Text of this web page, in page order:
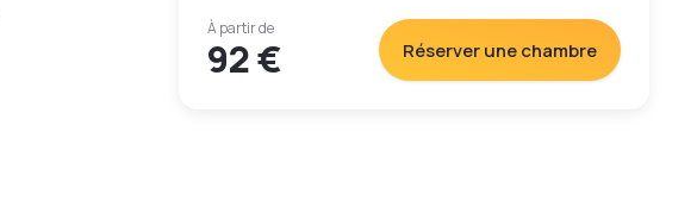
À partir de
92 € Réserver une chambre